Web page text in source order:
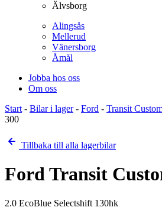
Älvsborg
Alingsås
Mellerud
Vänersborg
Åmål
Jobba hos oss
Om oss
Start - Bilar i lager- Ford - Transit
300
Tillbaka till alla lagerbilar
Ford Transit
2.0 EcoBlue Selectshift 130hk